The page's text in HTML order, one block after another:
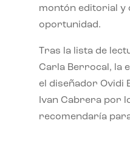
montón editorial y
oportunidad.
Tras la lista de
Carla Berrocal, la
el diseñador Ovidi
Ivan Cabrera por
recomendaría